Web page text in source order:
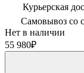
Курьерская
Самовывоз со
Нет в наличии
55 980₽